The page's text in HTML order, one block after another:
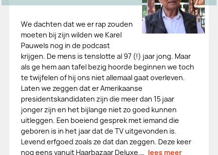
We dachten dat we er rap zouden
moeten bij zijn wilden we Karel
Pauwels nog in de podcast
krijgen. De mens is tenslotte al 97 (!) jaar jong. Maar
als ge hem aan tafel bezig hoorde beginnen we toch
te twijfelen of hij ons niet allemaal gaat overleven.
Laten we zeggen dat er Amerikaanse
presidentskandidaten zijn die meer dan 15 jaar
jonger zijn en het bijlange niet zo goed kunnen
uitleggen. Een boeiend gesprek met iemand die
geboren is in het jaar dat de TV uitgevonden is.
Levend erfgoed zoals ze dat dan zeggen. Deze keer
nog eens vanuit Haarbazaar Deluxe.… lees meer